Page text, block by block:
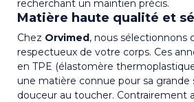
recherchant un maintien précis.
Matière haute qualité et
Chez Orvimed, nous sélectionnons
respectueux de votre corps. Ces
en TPE (élastomère
une matière connue pour sa grande
douceur au toucher. Contrairement